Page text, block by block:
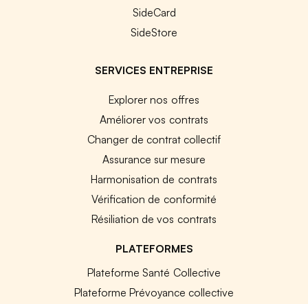
SideCard
SideStore
SERVICES ENTREPRISE
Explorer nos offres
Améliorer vos contrats
Changer de contrat collectif
Assurance sur mesure
Harmonisation de contrats
Vérification de conformité
Résiliation de vos contrats
PLATEFORMES
Plateforme Santé Collective
Plateforme Prévoyance collective